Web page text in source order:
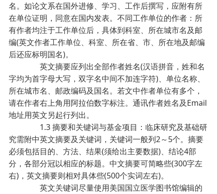
名。如论文系在国外进修、学习、工作后撰写，应附有所
在单位证明，同意在国内发表。不同工作单位的作者：所
有作者均注于工作单位后，具体到科室、所在城市名及邮
编(英文作者工作单位、科室、所在省、市、所在地及邮编
后还应标明国名)。
英文摘要应列出全部作者姓名(汉语拼音，姓和名
字均为首字母大写，双字名中间不加连字符)、单位名称、
所在城市名、邮政编码及国名。若文中作者单位有多个，
请在作者右上角用阿拉伯数字标注。通讯作者姓名及Email
地址用英文另起行列出。
1.3 摘要和关键词与基金项目：临床研究及基础研
究需附中英文摘要及关键词，关键词一般列2～5个。摘要
必须包括目的、方法、结果(须给出主要数据)、结论4部
分，各部分冠以相应的标题。中文摘要可简略些(300字左
右)，英文摘要则相对具体些(500个实词左右)。
英文关键词尽量使用美国国立医学图书馆编辑的